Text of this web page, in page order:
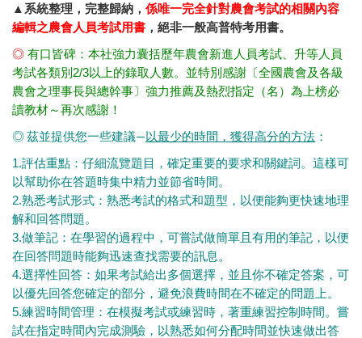
▲系統整理，完整歸納， 係唯一完全針對農會考試的相關內容
編輯之農會人員考試用書 ，絕非一般高普特考用書。
◎ 有口皆碑：本社強力囊括歷年農會新進人員考試、升等人員
考試各類別2/3以上的錄取人數。並特別感謝〔全國農會及各級
農會之理事長與總幹事〕強力推薦及熱烈指定（名）為上榜必
讀教材～再次感謝！
◎ 茲並提供您一些建議—以最少的時間，獲得高分的方法 ：
1.評估重點：仔細流覽題目，確定重要的要求和關鍵詞。這樣可
以幫助你在答題時集中精力並節省時間。
2.熟悉考試形式：熟悉考試的格式和題型，以便能夠更快速地理
解和回答問題。
3.做筆記：在學習的過程中，可嘗試做簡單且有用的筆記，以便
在回答問題時能夠迅速查找需要的訊息。
4.選擇性回答：如果考試給出多個選擇，並且你不確定答案，可
以優先回答您確定的部分，避免浪費時間在不確定的問題上。
5.練習時間管理：在模擬考試或練習時，著重練習控制時間。嘗
試在指定時間內完成測驗，以熟悉如何分配時間並快速做出答